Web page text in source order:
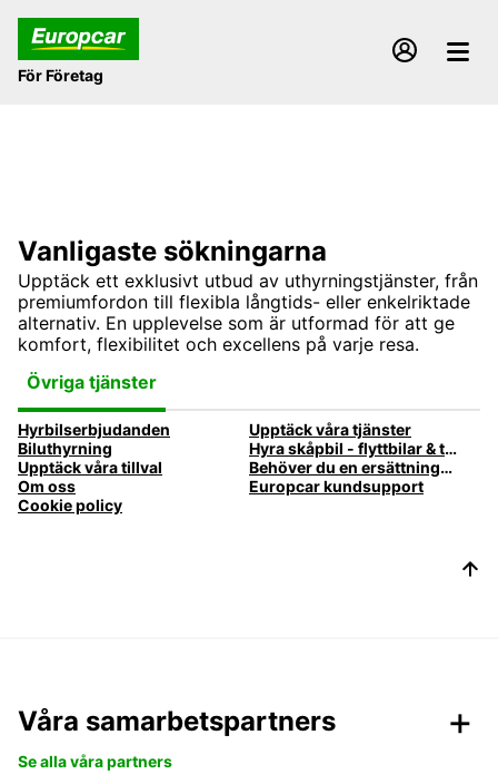
För Företag
Vanligaste sökningarna
Upptäck ett exklusivt utbud av uthyrningstjänster, från
premiumfordon till flexibla långtids- eller enkelriktade
alternativ. En upplevelse som är utformad för att ge
komfort, flexibilitet och excellens på varje resa.
Övriga tjänster
Hyrbilserbjudanden
Upptäck våra tjänster
Biluthyrning
Hyra skåpbil - flyttbilar & transportbilar | Europcar Biluthyrning
Upptäck våra tillval
Behöver du en ersättningsbil när din bil är på verkstaden?
Om oss
Europcar kundsupport
Cookie policy
Våra samarbetspartners
Se alla våra partners